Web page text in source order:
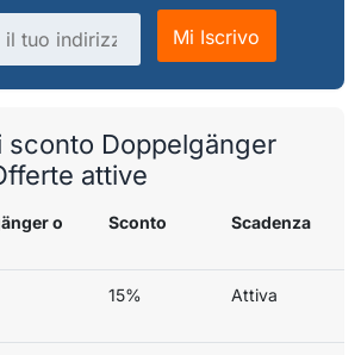
Mi Iscrivo
sconto Doppelgänger
attive
o
Sconto Scadenza
15% Attiva